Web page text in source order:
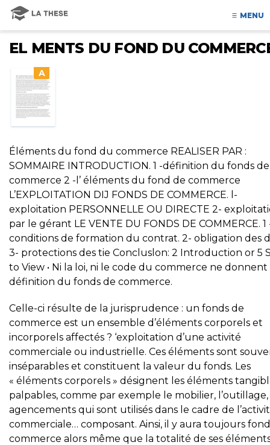
MENU
EL MENTS DU FOND DU
A
Éléments du fond du commerce REALISER PAR :
SOMMAIRE INTRODUCTION. 1 -définition du fonds de
commerce 2 -l’ éléments du fond de commerce
L’EXPLOITATION DIJ FONDS DE COMMERCE. l-
exploitation PERSONNELLE OU DIRECTE 2-
par le gérant LE VENTE DU FONDS DE COMMERCE. 1
conditions de formation du contrat. 2- obligation des
3- protections des tie Concluslon: 2 Introduction or 5
to View • Ni la loi, ni le code du commerce ne donnent
définition du fonds de commerce.
Celle-ci résulte de la jurisprudence : un fonds de
commerce est un ensemble d’éléments corporels et
incorporels affectés ? ‘exploitation d’une activité
commerciale ou industrielle. Ces éléments sont
inséparables et constituent la valeur du fonds. Les
« éléments corporels » désignent les éléments
palpables, comme par exemple le mobilier, l’outillage,
agencements qui sont utilisés dans le cadre de
commerciale… composant. Ainsi, il y aura toujours
commerce alors même que la totalité de ses